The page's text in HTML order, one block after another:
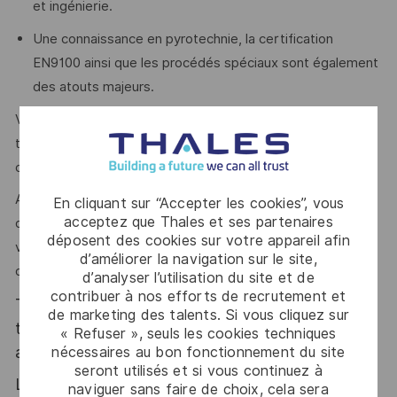
En cliquant sur “Accepter les cookies”, vous
acceptez que Thales et ses partenaires
déposent des cookies sur votre appareil afin
d’améliorer la navigation sur le site,
d’analyser l’utilisation du site et de
contribuer à nos efforts de recrutement et
de marketing des talents. Si vous cliquez sur
« Refuser », seuls les cookies techniques
nécessaires au bon fonctionnement du site
seront utilisés et si vous continuez à
naviguer sans faire de choix, cela sera
et ingénierie.
Une connaissance en pyrotechnie, la certification
EN9100 ainsi que les procédés spéciaux sont également
des atouts majeurs.
Votre rigueur, votre sens de l’analyse et votre capacité à
travailler en équipe pour garantir performance et
compétitivité industrielle seront des clés de votre réussite.
Alors ce poste est fait pour vous ! Rejoignez une
organisation dynamique où votre expertise technique et
votre sens du service client contribuent à l’excellence
opérationnelle de nos productions.
Thales, entreprise Handi-Engagée, reconnait
tous les talents. La diversité est notre meilleur
atout. Postulez et rejoignez nous !
Le poste pouvant nécessiter d'accéder à des